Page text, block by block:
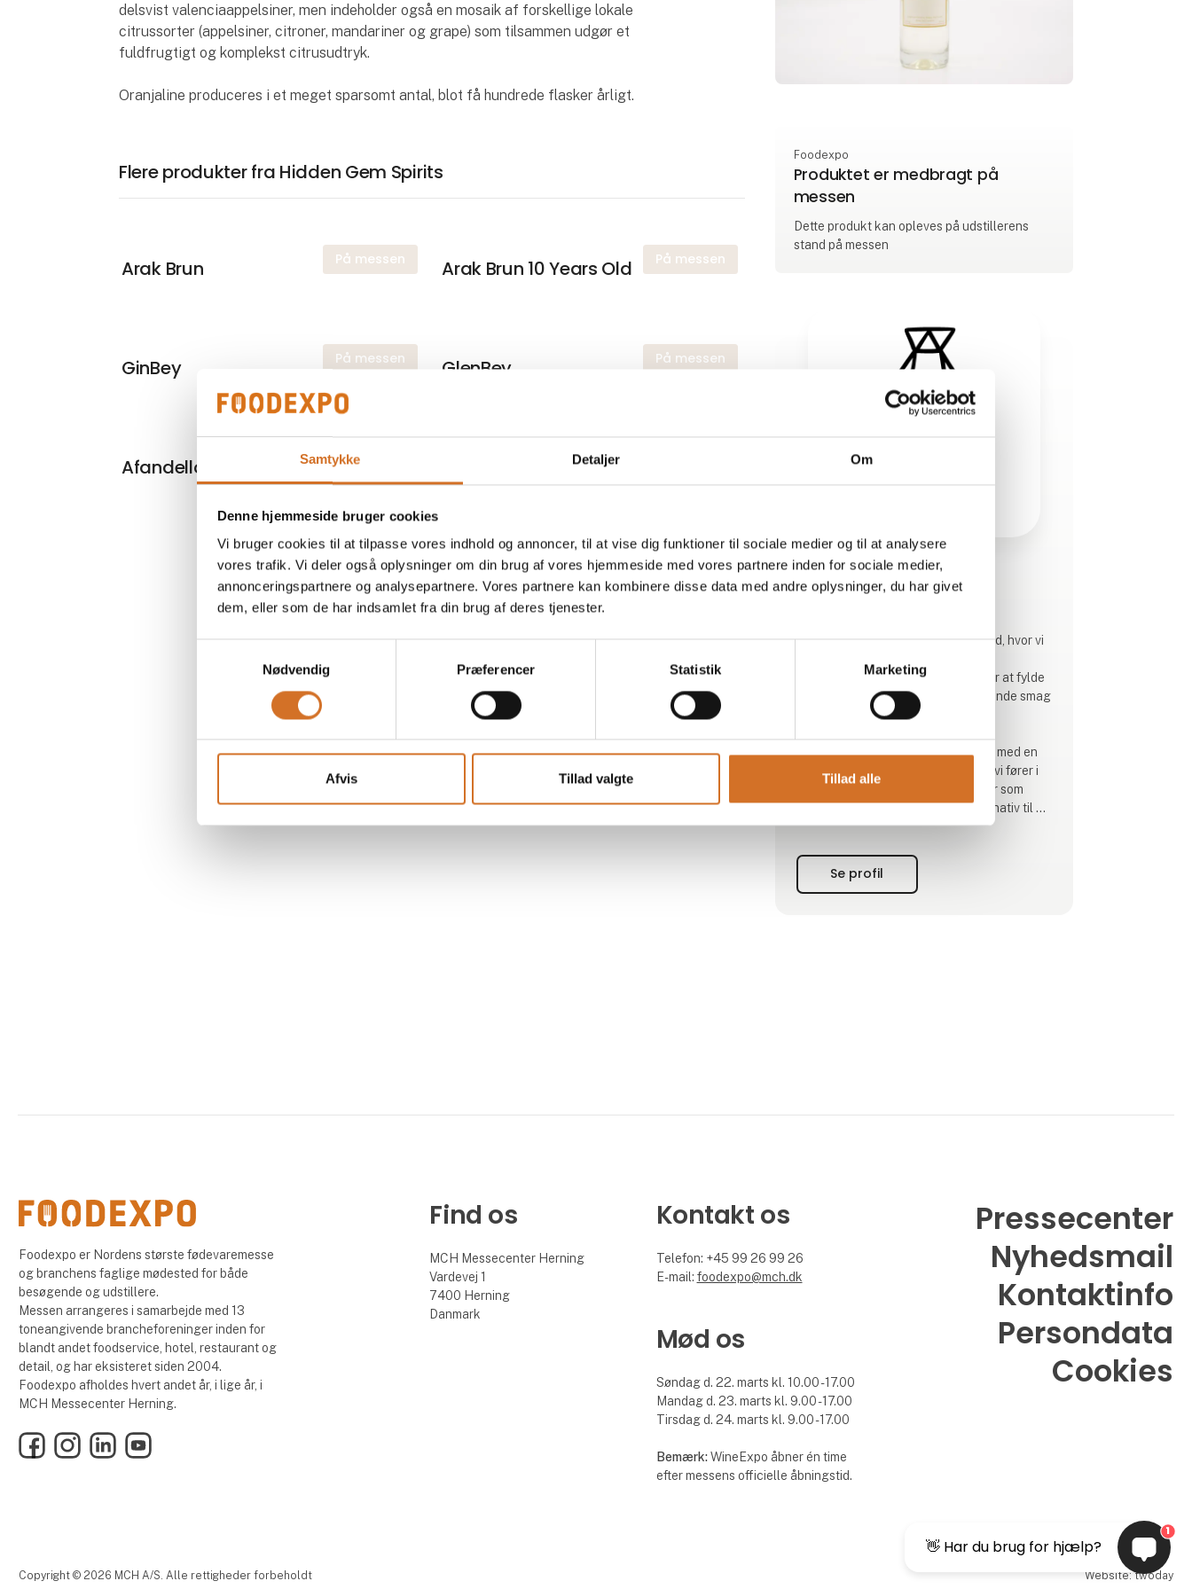
Samtykke Detaljer Om
Denne hjemmeside bruger cookies
Vi bruger cookies til at tilpasse vores indhold og annoncer, til at vise dig funktioner til sociale medier og til at analysere
vores trafik. Vi deler også oplysninger om din brug af vores hjemmeside med vores partnere inden for sociale medier,
annonceringspartnere og analysepartnere. Vores partnere kan kombinere disse data med andre oplysninger, du har givet
dem, eller som de har indsamlet fra din brug af deres tjenester.
Nødvendig
Præferencer Statistik Marketing
Afvis Tillad valgte Tillad alle
delsvist valenciaappelsiner, men indeholder også en mosaik af forskellige lokale
citrussorter (appelsiner, citroner, mandariner og grape) som tilsammen udgør et
fuldfrugtigt og komplekst citrusudtryk.
Oranjaline produceres i et meget sparsomt antal, blot få hundrede flasker årligt.
Flere produkter fra Hidden Gem Spirits
På messen
Arak Brun På messen
Arak Brun 10 Years Old
På messen
GinBey På messen
GlenBey
På messen
Afandello
Foodexpo
Produktet er medbragt på
messen
Dette produkt kan opleves på udstillerens
stand på messen
Produktet er tilføjet af:
Hidden Gem Spirits
Hidden Gem Spirits er en virksomhed, hvor vi
distribuerer det i Danmark. Vi ønsker at fylde
flere glas med anderledes, spændende smag
og gode historier.
I Hidden Gem Spirits samarbejder vi med en
række producenter, hvis produkter vi fører i
Danmark. Vi prioriterer leverandører som
leverer kvalitet og samtidig et alternativ til de
store kendte mærker. Derudover lægger vi
-Er små
-Er uafhængige
Se profil
Foodexpo er Nordens største fødevaremesse
og branchens faglige mødested for både
besøgende og udstillere.
Messen arrangeres i samarbejde med 13
toneangivende brancheforeninger inden for
blandt andet foodservice, hotel, restaurant og
detail, og har eksisteret siden 2004.
Foodexpo afholdes hvert andet år, i lige år, i
MCH Messecenter Herning.
FacebookInstagramLinkedInYouTube
Find os
MCH Messecenter Herning
Vardevej 1
7400 Herning
Danmark
Kontakt os
Telefon: +45 99 26 99 26
E-mail: foodexpo@mch.dk
Mød os
Søndag d. 22. marts kl. 10.00 - 17.00
Mandag d. 23. marts kl. 9.00 - 17.00
Tirsdag d. 24. marts kl. 9.00 - 17.00
Bemærk:WineExpo åbner én time
efter messens officielle åbningstid.
Pressecenter
Nyhedsmail
Kontaktinfo
Persondata
Cookies
Copyright © 2026 MCH A/S. Alle rettigheder forbeholdt Website: twoday
👋 Har du brug for hjælp?
1